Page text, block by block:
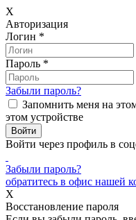
X
Авторизация
Логин *
Пароль *
Забыли пароль?
Запомнить меня на
этом устройстве
Войти через профиль в
Забыли пароль?
обратитесь в офис нашей
X
Восстановление пароля